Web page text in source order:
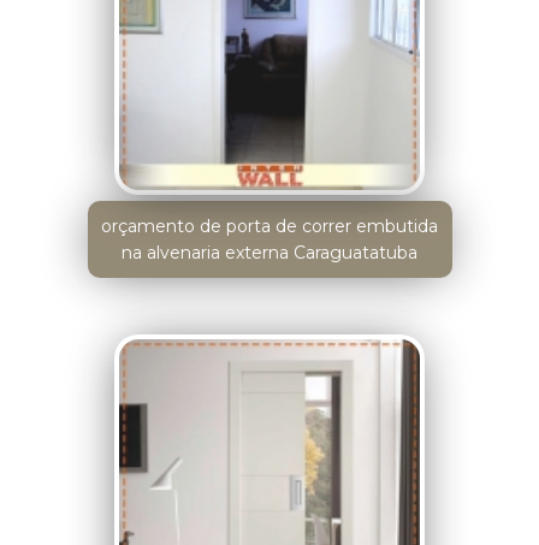
orçamento de porta de correr embutida
na alvenaria externa Caraguatatuba